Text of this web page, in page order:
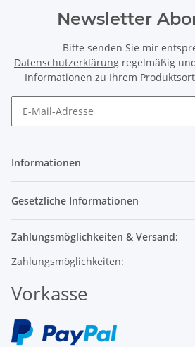
Newsletter
Bitte senden Sie mir
Datenschutzerklärung regelmäßig
Informationen zu Ihrem
Informationen
Gesetzliche Informationen
Zahlungsmöglichkeiten & Versand:
Zahlungsmöglichkeiten:
Vorkasse